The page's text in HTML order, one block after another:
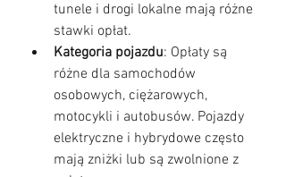
tunele i drogi lokalne mają różne
stawki opłat.
Kategoria pojazdu: Opłaty są
różne dla samochodów
osobowych, ciężarowych,
motocykli i autobusów. Pojazdy
elektryczne i hybrydowe często
mają zniżki lub są zwolnione z